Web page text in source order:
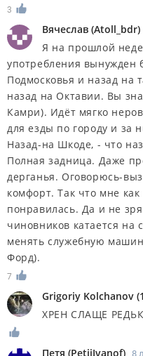
3
Вячеслав (Atoll_bdr)
Я на прошлой
употребления вынужден
Подмосковья и назад на
назад на Октавии. Вы
Камри). Идёт мягко
для езды по городу и за
Назад-на Шкоде, - что
Полная задница. Даже
дерганья. Оговорюсь-
комфорт. Так что мне
понравилась. Да и не
чиновников катается на
менять служебную
Форд).
7
Grigoriy Kolchanov (
ХРЕН СЛАЩЕ
Петя (PetijIvanof) 8